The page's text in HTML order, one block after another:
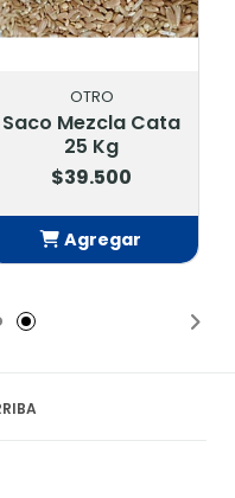
OTRO
Saco Mezcla Cata
25 Kg
$39.500
Agregar